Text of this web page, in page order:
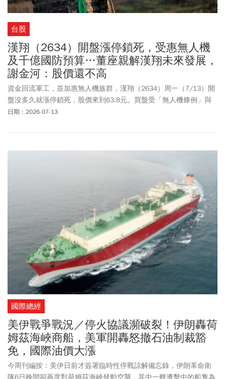
台股
漢翔（2634）開盤漲停鎖死，受惠無人機
及千億國防預算…董座親解漢翔未來發展，
謝金河：股價還不高
資金回流軍工，並加惠無人機族群，漢翔（2634）周一（7/13）開
盤沒多久就漲停鎖死，股價來到63.8元。買盤受「無人機條例」與
千億國防預算進度吸引，許多投資人看好無人機產業未來的發展。
高，未來仍有很大的努力空間，也有很大的發揮空間。
日期：2026-07-13
國際總經
美伊戰爭戰況／停火協議瀕破裂！伊朗轟荷
姆茲海峽商船，美軍開轟怒撤石油制裁豁
免，國際油價大漲
今周刊編按：美伊日前才簽署臨時性停戰諒解備忘錄，伊朗革命衛
隊6日晚間卻再度對荷姆茲海峽發動空襲，其中一艘遭擊中的船隻為